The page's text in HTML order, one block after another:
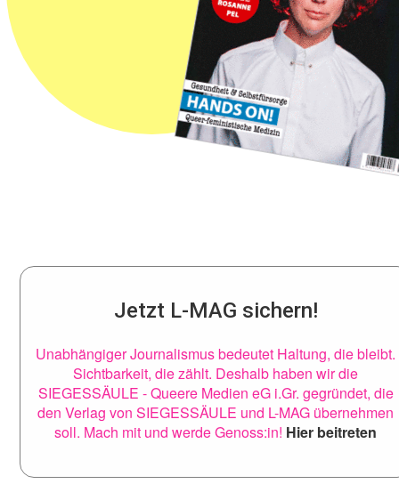
Jetzt L-MAG sichern!
Unabhängiger Journalismus bedeutet Haltung, die bleibt.
Sichtbarkeit, die zählt. Deshalb haben wir die
SIEGESSÄULE - Queere Medien eG i.Gr. gegründet, die
den Verlag von SIEGESSÄULE und L-MAG übernehmen
soll. Mach mit und werde Genoss:in! Hier beitreten